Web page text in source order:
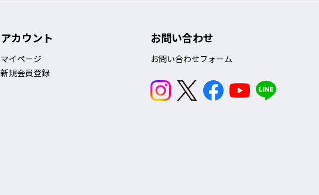
アカウント
マイページ
新規会員登録
お問い合わせ
お問い合わせフォーム